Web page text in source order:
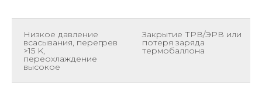
Низкое давление
всасывания, перегрев
>15 K,
переохлаждение
высокое
Закрытие ТРВ/ЭРВ или
потеря заряда
термобаллона